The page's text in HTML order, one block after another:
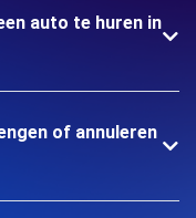
auto te huren in
of annuleren